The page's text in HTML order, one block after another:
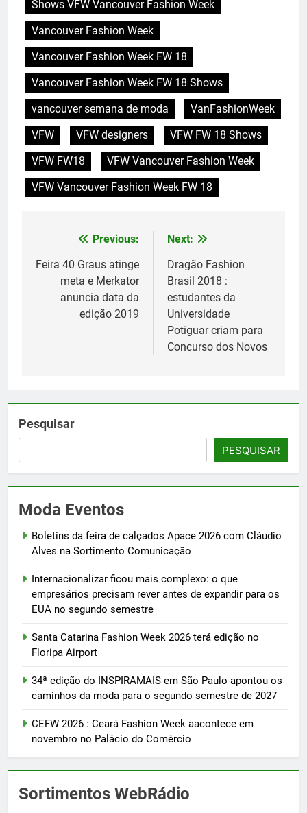
Shows VFW Vancouver Fashion Week
Vancouver Fashion Week
Vancouver Fashion Week FW 18
Vancouver Fashion Week FW 18 Shows
vancouver semana de moda
VanFashionWeek
VFW
VFW designers
VFW FW 18 Shows
VFW FW18
VFW Vancouver Fashion Week
VFW Vancouver Fashion Week FW 18
Navegação
de
Post
Previous:
Feira 40 Graus atinge
meta e Merkator
anuncia data da
edição 2019
Next:
Dragão Fashion
Brasil 2018 :
estudantes da
Universidade
Potiguar criam para
Concurso dos Novos
Pesquisar
PESQUISAR
Moda Eventos
Boletins da feira de calçados Apace 2026 com Cláudio
Alves na Sortimento Comunicação
Internacionalizar ficou mais complexo: o que
empresários precisam rever antes de expandir para os
EUA no segundo semestre
Santa Catarina Fashion Week 2026 terá edição no
Floripa Airport
34ª edição do INSPIRAMAIS em São Paulo apontou os
caminhos da moda para o segundo semestre de 2027
CEFW 2026 : Ceará Fashion Week aacontece em
novembro no Palácio do Comércio
Sortimentos WebRádio